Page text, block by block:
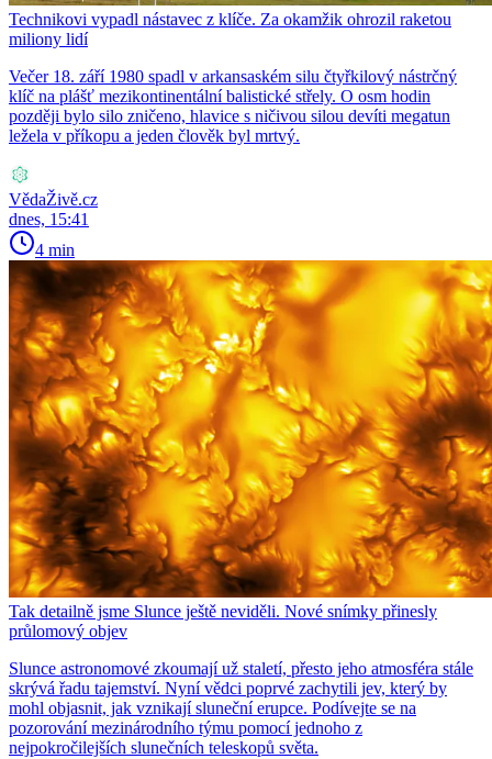
Technikovi vypadl nástavec z klíče. Za okamžik ohrozil raketou
miliony lidí
Večer 18. září 1980 spadl v arkansaském silu čtyřkilový nástrčný
klíč na plášť mezikontinentální balistické střely. O osm hodin
později bylo silo zničeno, hlavice s ničivou silou devíti megatun
ležela v příkopu a jeden člověk byl mrtvý.
VědaŽivě.cz
dnes, 15:41
4 min
Tak detailně jsme Slunce ještě neviděli. Nové snímky přinesly
průlomový objev
Slunce astronomové zkoumají už staletí, přesto jeho atmosféra stále
skrývá řadu tajemství. Nyní vědci poprvé zachytili jev, který by
mohl objasnit, jak vznikají sluneční erupce. Podívejte se na
pozorování mezinárodního týmu pomocí jednoho z
nejpokročilejších slunečních teleskopů světa.